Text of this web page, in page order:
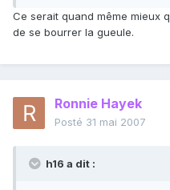
Ce serait quand même mieux
de se bourrer la gueule.
Ronnie Hayek
Posté 31 mai 2007
h16 a dit :